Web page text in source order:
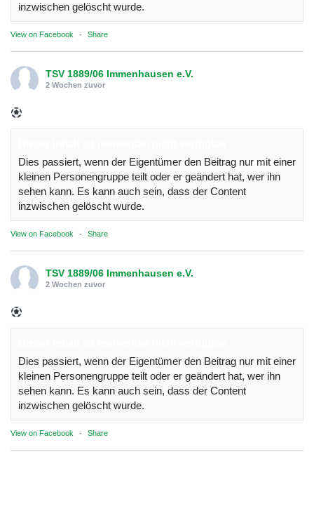
inzwischen gelöscht wurde.
View on Facebook · Share
TSV 1889/06 Immenhausen e.V.
2 Wochen zuvor
Dies passiert, wenn der Eigentümer den Beitrag nur mit einer
kleinen Personengruppe teilt oder er geändert hat, wer ihn
sehen kann. Es kann auch sein, dass der Content
inzwischen gelöscht wurde.
View on Facebook · Share
TSV 1889/06 Immenhausen e.V.
2 Wochen zuvor
Dies passiert, wenn der Eigentümer den Beitrag nur mit einer
kleinen Personengruppe teilt oder er geändert hat, wer ihn
sehen kann. Es kann auch sein, dass der Content
inzwischen gelöscht wurde.
View on Facebook · Share